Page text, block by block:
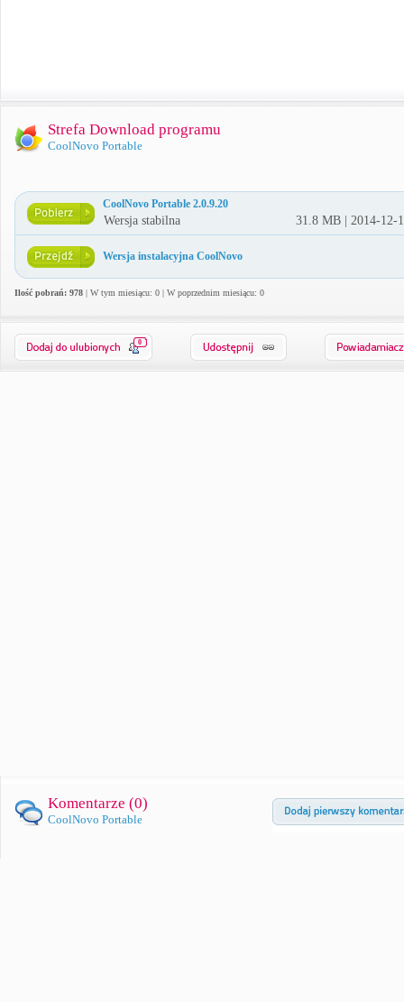
Strefa Download programu
CoolNovo Portable
CoolNovo Portable 2.0.9.20
Wersja stabilna 31.8 MB | 2014-12-
Wersja instalacyjna CoolNovo
Ilość pobrań: 978 | W tym miesiącu: 0 | W poprzednim miesiącu: 0
0
Komentarze (0)
CoolNovo Portable